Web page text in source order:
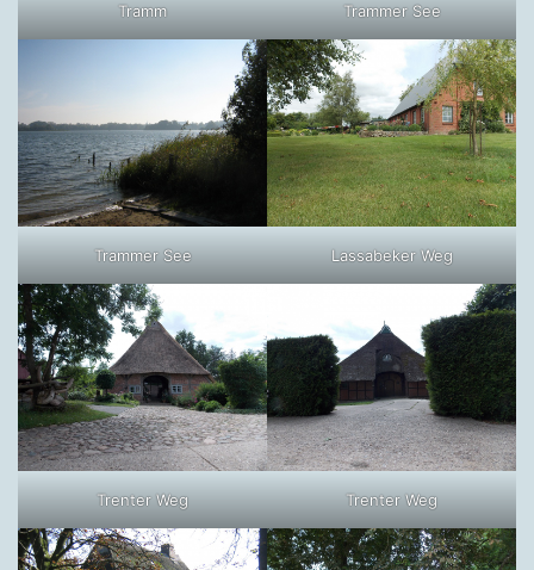
Tramm Trammer See
Trammer See Lassabeker Weg
Trenter Weg Trenter Weg